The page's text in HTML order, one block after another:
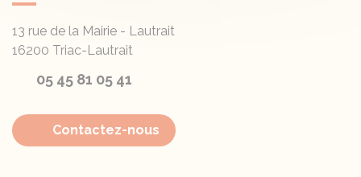
13 rue de la Mairie - Lautrait
16200 Triac-Lautrait
05 45 81 05 41
Contactez-nous